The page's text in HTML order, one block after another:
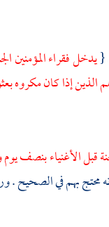
{يدخل فقراء المؤمنين
إذا كان مكروه
قبل الأغنياء بنصف
محتج بهم في الصحيح .